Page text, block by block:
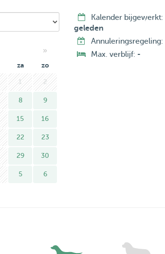
»
za zo
1 2
8 9
15 16
22 23
29 30
5 6
Kalender bijgewerkt:
geleden
Annuleringsregeling:
Max. verblijf: -